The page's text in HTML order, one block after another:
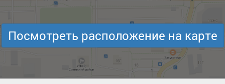
Посмотреть расположение на карте